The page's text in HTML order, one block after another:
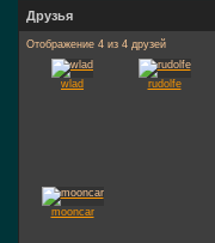
Друзья
Отображение 4 из 4 друзей
wlad rudolfe
mooncar